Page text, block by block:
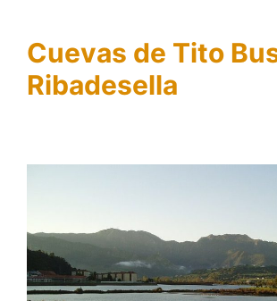
Cuevas de Tito
Ribadesella